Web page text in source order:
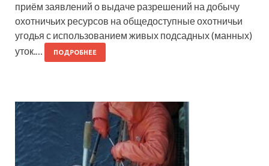
приём заявлений о выдаче разрешений на добычу
охотничьих ресурсов на общедоступные охотничьи
угодья с использованием живых подсадных (манных)
уток.…
ПОДРОБНЕЕ